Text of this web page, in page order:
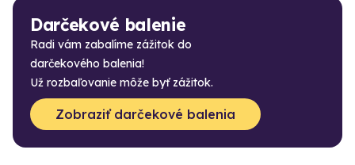
Darčekové balenie
Radi vám zabalíme zážitok do
darčekového balenia!
Už rozbaľovanie môže byť zážitok.
Zobraziť darčekové balenia